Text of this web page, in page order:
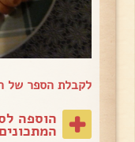
לקבלת הספר של
הוספה